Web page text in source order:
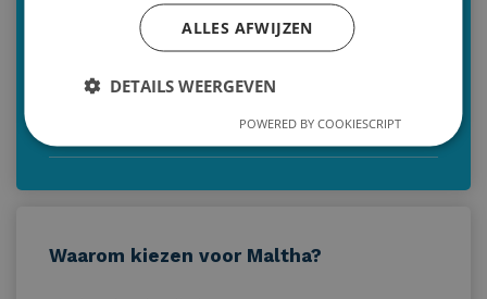
Orde in de chaos, mindmappen
Bijspijkeren alle vakken
Waarom kiezen voor Maltha?
ALLES AFWIJZEN
DETAILS WEERGEVEN
POWERED BY COOKIESCRIPT